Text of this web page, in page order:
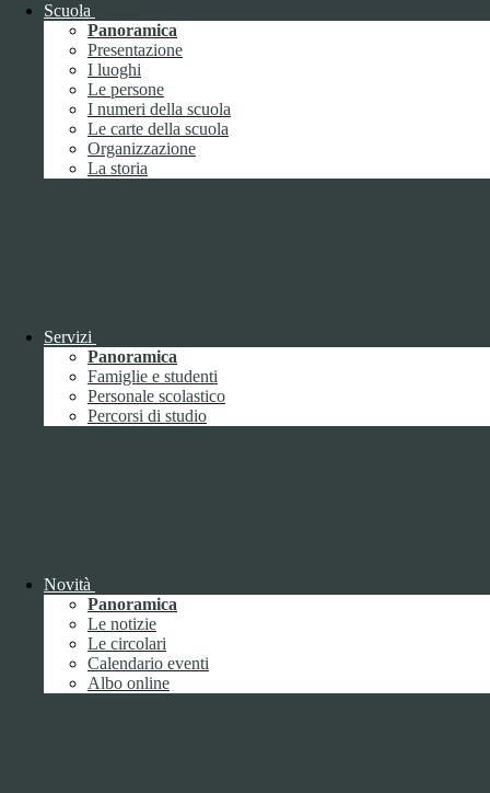
Scuola
Panoramica
Presentazione
I luoghi
Le persone
I numeri della scuola
Le carte della scuola
Organizzazione
La storia
Servizi
Panoramica
Famiglie e studenti
Personale scolastico
Percorsi di studio
Novità
Panoramica
Le notizie
Le circolari
Calendario eventi
Albo online
Bandi di concorso
Bandi di concorso (da pubblicare in
tabelle)
Performance1
Sistema di misurazione e valutazione della
performance